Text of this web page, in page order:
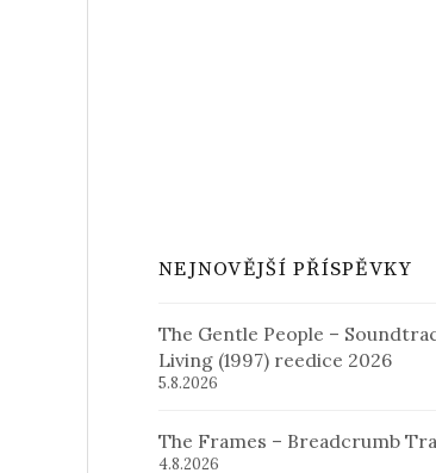
NEJNOVĚJŠÍ PŘÍSPĚVKY
The Gentle People –
Living (1997) reedice 2026
5.8.2026
The Frames – Breadcrumb
4.8.2026